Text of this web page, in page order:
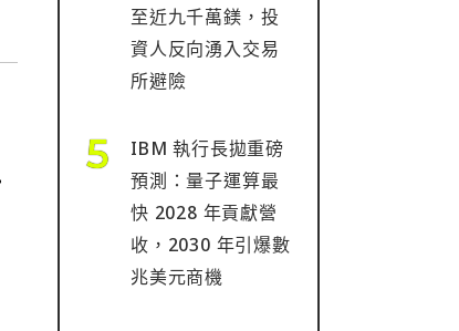
至近九千萬鎂，投
資人反向湧入交易
所避險
IBM 執行長拋重磅
預測：量子運算最
快 2028 年貢獻營
收，2030 年引爆數
兆美元商機